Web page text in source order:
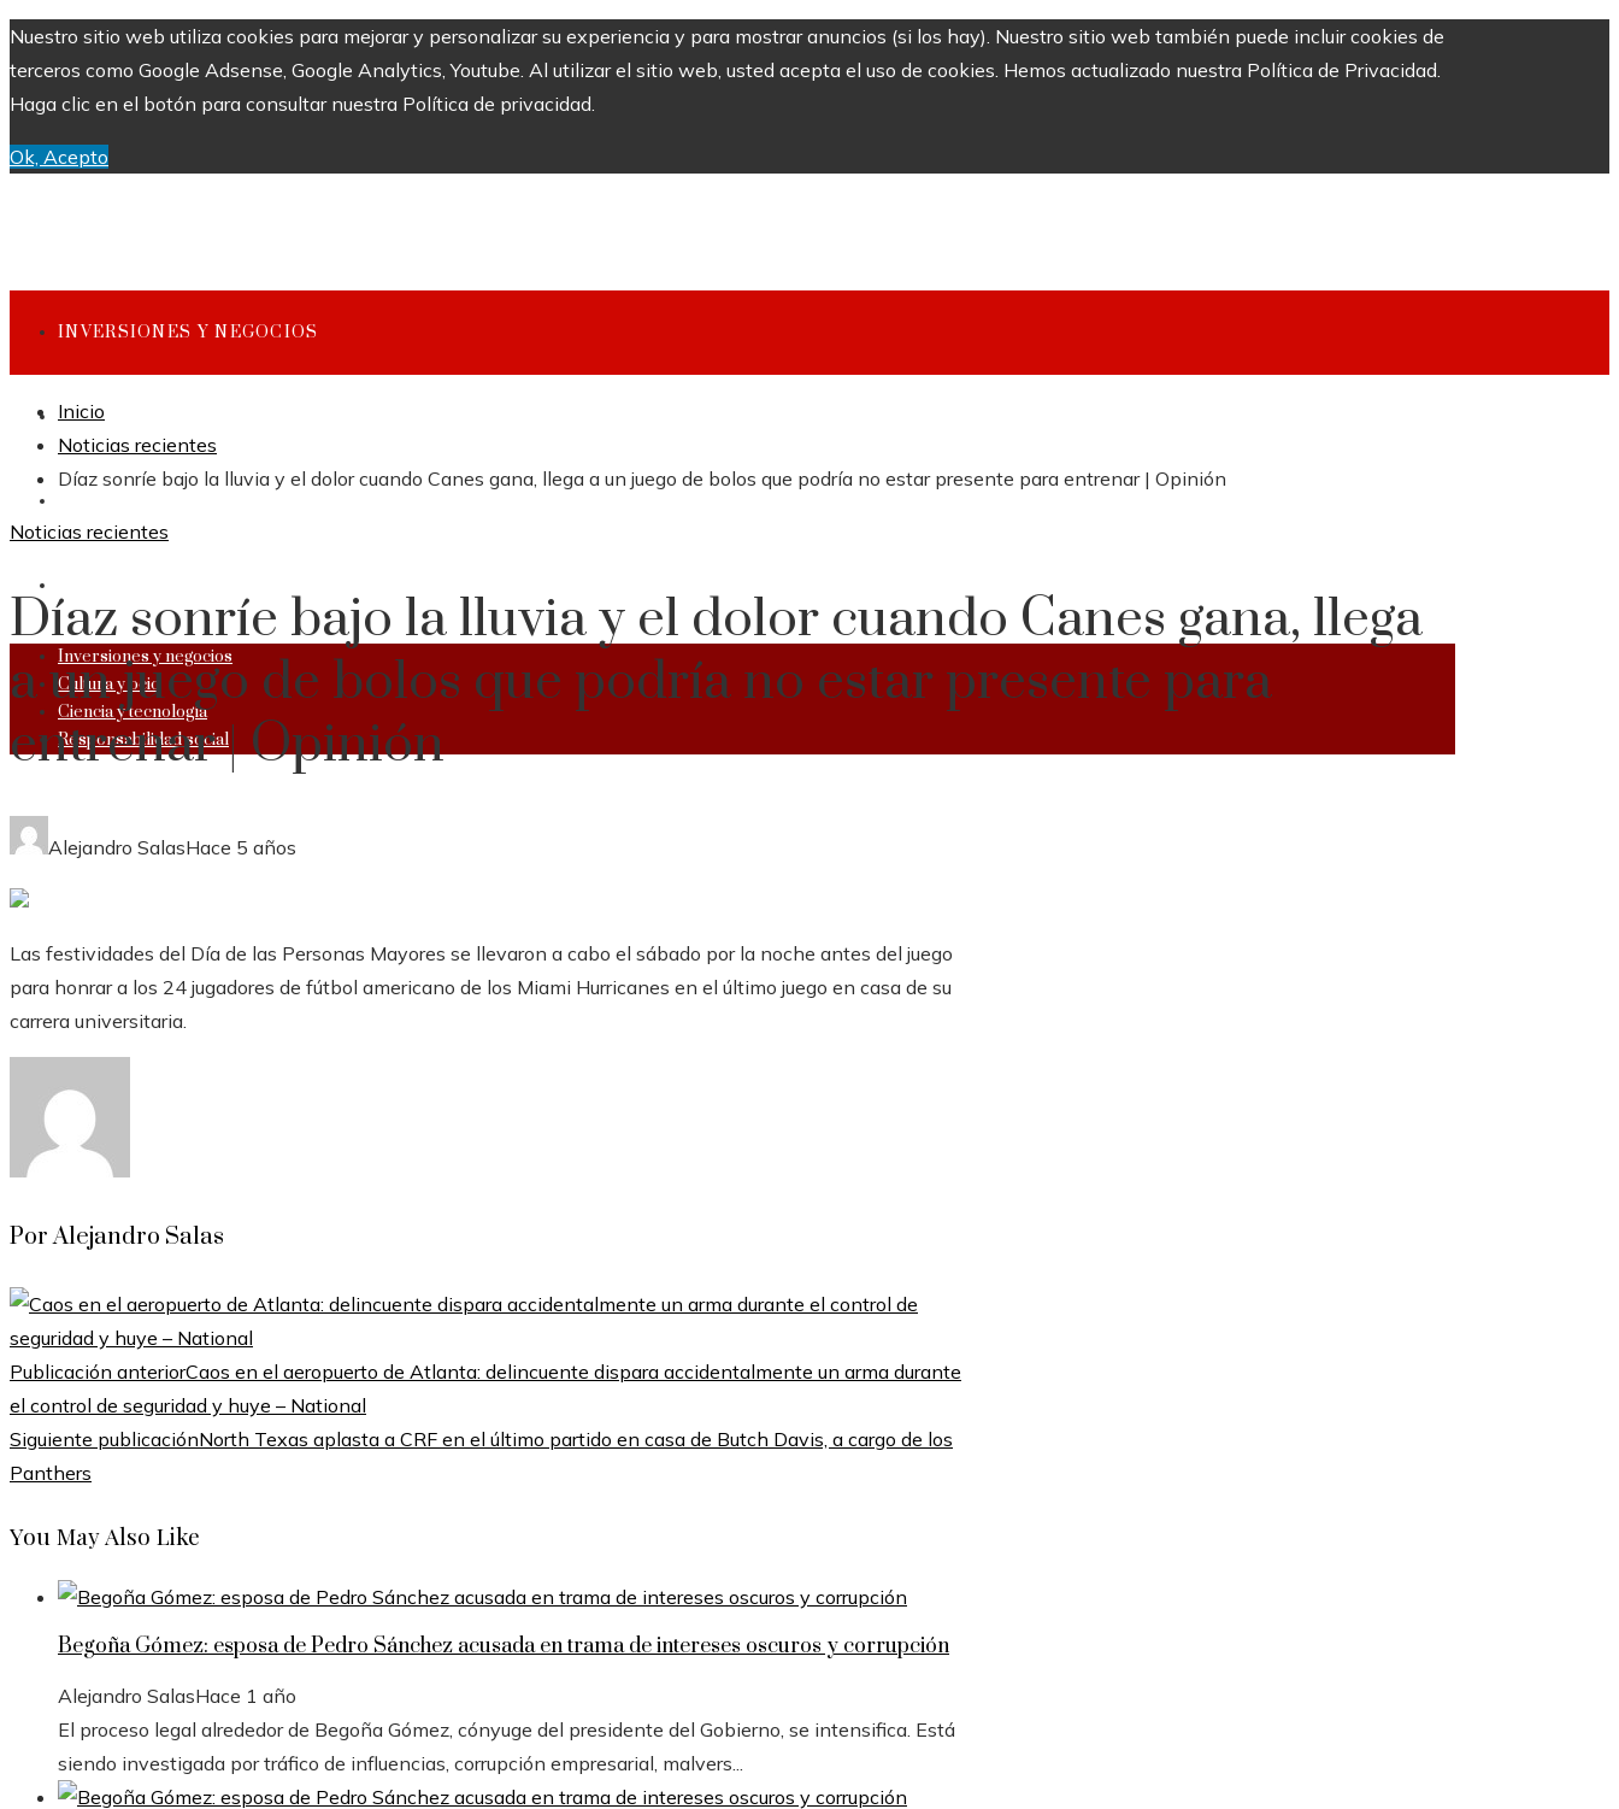
Nuestro sitio web utiliza cookies para mejorar y personalizar su experiencia y para mostrar anuncios (si los hay). Nuestro sitio web también puede incluir cookies de
terceros como Google Adsense, Google Analytics, Youtube. Al utilizar el sitio web, usted acepta el uso de cookies. Hemos actualizado nuestra Política de Privacidad.
Haga clic en el botón para consultar nuestra Política de privacidad.
Ok, Acepto
INVERSIONES Y NEGOCIOS
CULTURA Y OCIO
Inversiones y negocios
Cultura y ocio
Ciencia y tecnología
Responsabilidad social
Inicio
Noticias recientes
Díaz sonríe bajo la lluvia y el dolor cuando Canes gana, llega a un juego de bolos que podría no estar presente para entrenar | Opinión
Noticias recientes
Díaz sonríe bajo la lluvia y el dolor cuando Canes gana, llega
a un juego de bolos que podría no estar presente para
entrenar | Opinión
Alejandro SalasHace 5 años
Las festividades del Día de las Personas Mayores se llevaron a cabo el sábado por la noche antes del juego
para honrar a los 24 jugadores de fútbol americano de los Miami Hurricanes en el último juego en casa de su
carrera universitaria.
Por Alejandro Salas
Publicación anteriorCaos en el aeropuerto de Atlanta: delincuente dispara accidentalmente un arma durante
el control de seguridad y huye – National
Siguiente publicaciónNorth Texas aplasta a CRF en el último partido en casa de Butch Davis, a cargo de los
Panthers
You May Also Like
Begoña Gómez: esposa de Pedro Sánchez acusada en trama de intereses oscuros y corrupción
Alejandro SalasHace 1 año
El proceso legal alrededor de Begoña Gómez, cónyuge del presidente del Gobierno, se intensifica. Está
siendo investigada por tráfico de influencias, corrupción empresarial, malvers...